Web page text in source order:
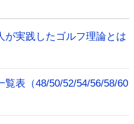
が実践したゴルフ理論とは
表（48/50/52/54/56/58/60